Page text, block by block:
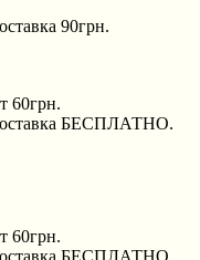
90грн.
60грн.
БЕСПЛАТНО.
60грн.